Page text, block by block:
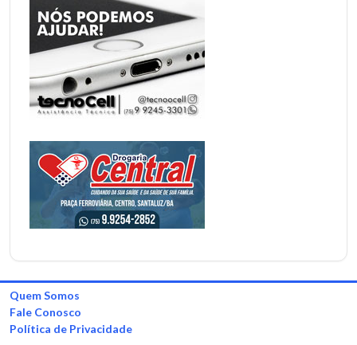
Quem Somos
Fale Conosco
Política de Privacidade